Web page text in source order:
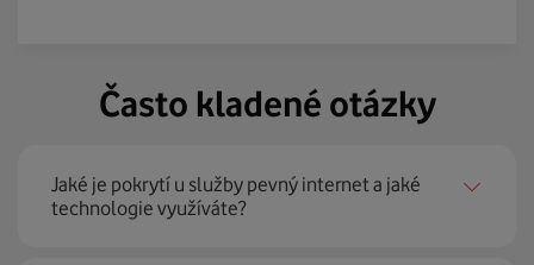
Často kladené otázky
Jaké je pokrytí u služby pevný internet a jaké
technologie využíváte?